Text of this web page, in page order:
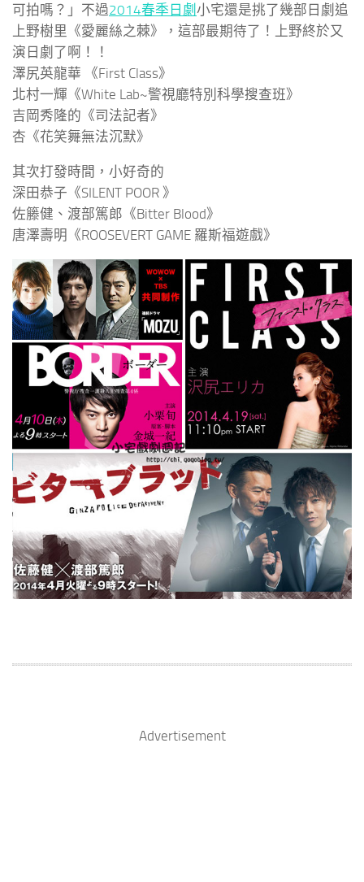
可拍嗎？」不過2014春季日劇 小宅還是挑了幾部日劇追
上野樹里《愛麗絲之棘》，這部最期待了！上野終於又
演日劇了啊！！
澤尻英龍華 《First Class》
北村一輝《White Lab~警視廳特別科學搜查班》
吉岡秀隆的《司法記者》
杏《花笑舞無法沉默》
其次打發時間，小好奇的
深田恭子《SILENT POOR 》
佐籐健、渡部篤郎《Bitter Blood》
唐澤壽明《ROOSEVERT GAME 羅斯福遊戲》
Advertisement